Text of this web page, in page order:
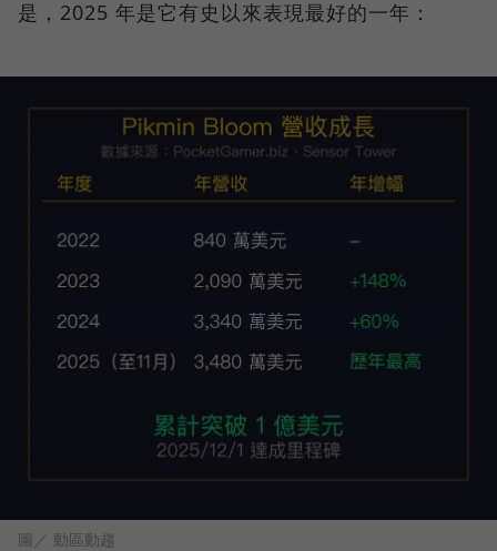
是，2025 年是它有史以來表現最好的一年：
圖／ 動區動趨